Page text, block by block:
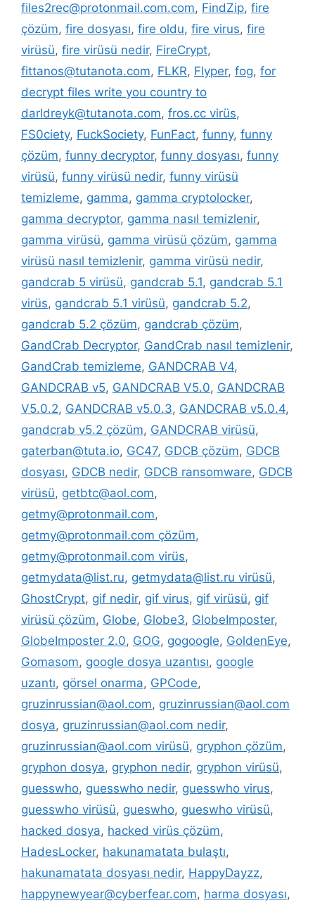
files2rec@protonmail.com.com, FindZip, fire
çözüm, fire dosyası, fire oldu, fire virus, fire
virüsü, fire virüsü nedir, FireCrypt,
fittanos@tutanota.com, FLKR, Flyper, fog, for
decrypt files write you country to
darldreyk@tutanota.com, fros.cc virüs,
FS0ciety, FuckSociety, FunFact, funny, funny
çözüm, funny decryptor, funny dosyası, funny
virüsü, funny virüsü nedir, funny virüsü
temizleme, gamma, gamma cryptolocker,
gamma decryptor, gamma nasıl temizlenir,
gamma virüsü, gamma virüsü çözüm, gamma
virüsü nasıl temizlenir, gamma virüsü nedir,
gandcrab 5 virüsü, gandcrab 5.1, gandcrab 5.1
virüs, gandcrab 5.1 virüsü, gandcrab 5.2,
gandcrab 5.2 çözüm, gandcrab çözüm,
GandCrab Decryptor, GandCrab nasıl temizlenir,
GandCrab temizleme, GANDCRAB V4,
GANDCRAB v5, GANDCRAB V5.0, GANDCRAB
V5.0.2, GANDCRAB v5.0.3, GANDCRAB v5.0.4,
gandcrab v5.2 çözüm, GANDCRAB virüsü,
gaterban@tuta.io, GC47, GDCB çözüm, GDCB
dosyası, GDCB nedir, GDCB ransomware, GDCB
virüsü, getbtc@aol.com,
getmy@protonmail.com,
getmy@protonmail.com çözüm,
getmy@protonmail.com virüs,
getmydata@list.ru, getmydata@list.ru virüsü,
GhostCrypt, gif nedir, gif virus, gif virüsü, gif
virüsü çözüm, Globe, Globe3, GlobeImposter,
GlobeImposter 2.0, GOG, gogoogle, GoldenEye,
Gomasom, google dosya uzantısı, google
uzantı, görsel onarma, GPCode,
gruzinrussian@aol.com, gruzinrussian@aol.com
dosya, gruzinrussian@aol.com nedir,
gruzinrussian@aol.com virüsü, gryphon çözüm,
gryphon dosya, gryphon nedir, gryphon virüsü,
guesswho, guesswho nedir, guesswho virus,
guesswho virüsü, gueswho, gueswho virüsü,
hacked dosya, hacked virüs çözüm,
HadesLocker, hakunamatata bulaştı,
hakunamatata dosyası nedir, HappyDayzz,
happynewyear@cyberfear.com, harma dosyası,